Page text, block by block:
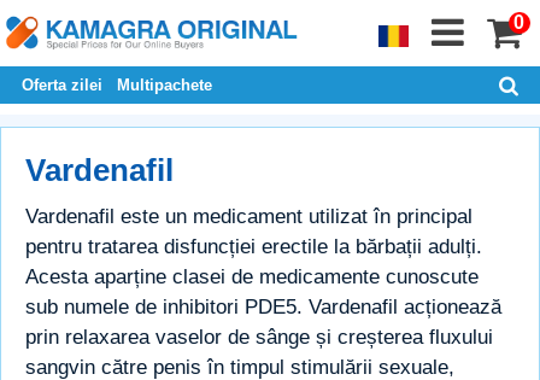
0
Oferta zilei Multipachete
Vardenafil
Vardenafil este un medicament utilizat în principal
pentru tratarea disfuncției erectile la bărbații adulți.
Acesta aparține clasei de medicamente cunoscute
sub numele de inhibitori PDE5. Vardenafil acționează
prin relaxarea vaselor de sânge și creșterea fluxului
sangvin către penis în timpul stimulării sexuale,